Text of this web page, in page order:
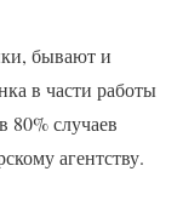
бывают и
в части работы
случаев
агентству.